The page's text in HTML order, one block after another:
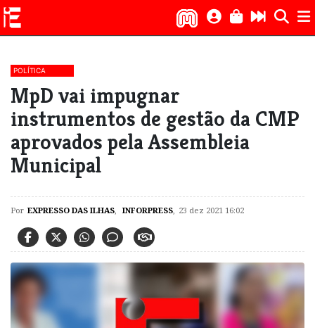
POLÍTICA
MpD vai impugnar
instrumentos de gestão da CMP
aprovados pela Assembleia
Municipal
Por EXPRESSO DAS ILHAS, INFORPRESS, 23 dez 2021 16:02